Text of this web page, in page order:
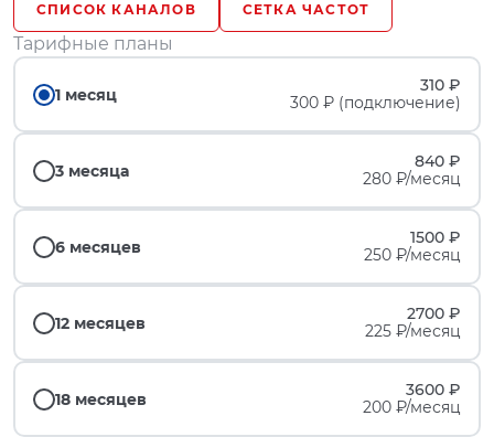
СПИСОК КАНАЛОВ СЕТКА ЧАСТОТ
Тарифные планы
1 месяц
310 ₽
300 ₽ (подключение)
3 месяца
840 ₽
280 ₽/месяц
6 месяцев
1500 ₽
250 ₽/месяц
12 месяцев
2700 ₽
225 ₽/месяц
18 месяцев
3600 ₽
200 ₽/месяц